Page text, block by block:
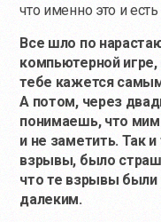
что именно это и
Все шло по
компьютерной
тебе кажется
А потом, через
понимаешь, что
и не заметить. Так
взрывы, было
что те взрывы были
далеким.